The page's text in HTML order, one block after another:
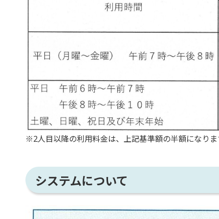
※2人目以降の利用料金は、上記基準額の半額になりま
システムについて